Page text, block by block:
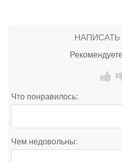
Что понравилось:
Чем недовольны: